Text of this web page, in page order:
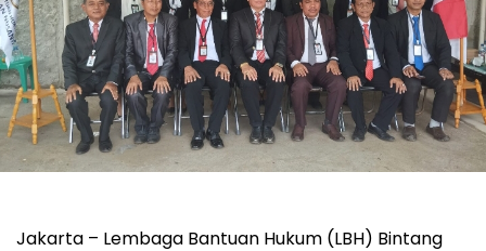
Jakarta – Lembaga Bantuan Hukum (LBH) Bintang